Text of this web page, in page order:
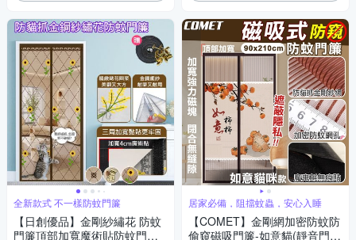
全新款式 不一樣防蚊門簾
【日創優品】金剛紗繡花 防蚊
門簾頂部加寬魔術貼防蚊門簾
居家必備，阻擋蚊蟲，安心入睡
【COMET】金剛網加密防蚊防
偷窺磁吸門簾-如意貓(靜音門簾